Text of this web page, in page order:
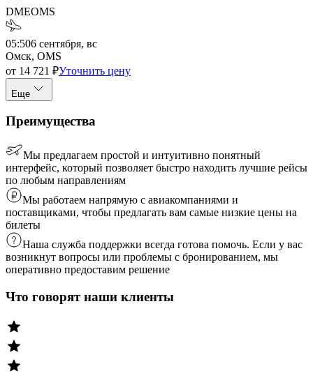
DMEOMS
05:506 сентября, вс
Омск, OMS
от 14 721 ₽Уточнить цену
Еще
Преимущества
Мы предлагаем простой и интуитивно понятный
интерфейс, который позволяет быстро находить лучшие рейсы
по любым направлениям
Мы работаем напрямую с авиакомпаниями и
поставщиками, чтобы предлагать вам самые низкие цены на
билеты
Наша служба поддержки всегда готова помочь. Если у вас
возникнут вопросы или проблемы с бронированием, мы
оперативно предоставим решение
Что говорят наши клиенты